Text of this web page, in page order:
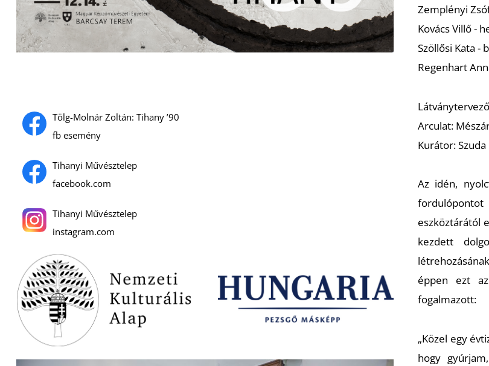
Tölg-Molnár Zoltán: Tihany ’90
fb esemény
Tihanyi Művésztelep
facebook.com
Tihanyi Művésztelep
instagram.com
Zemplényi
Kovács Villő -
Szöllősi Kata -
Regenhart
Arculat:
Kurátor: Szuda
Az idén,
eszköztárától
kezdett
éppen ezt
fogalmazott:
„Közel egy
hogy